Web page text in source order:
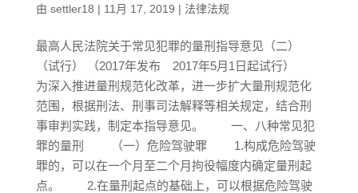
由 settler18 | 11月 17, 2019 | 法律法规
最高人民法院关于常见犯罪的量刑指导意见（二）
（试行） （2017年发布 2017年5月1日起试行）
为深入推进量刑规范化改革，进一步扩大量刑规范化
范围，根据刑法、刑事司法解释等相关规定，结合刑
事审判实践，制定本指导意见。 一、八种常见犯
罪的量刑 （一）危险驾驶罪 1.构成危险驾驶
罪的，可以在一个月至二个月拘役幅度内确定量刑起
点。 2.在量刑起点的基础上，可以根据危险驾驶